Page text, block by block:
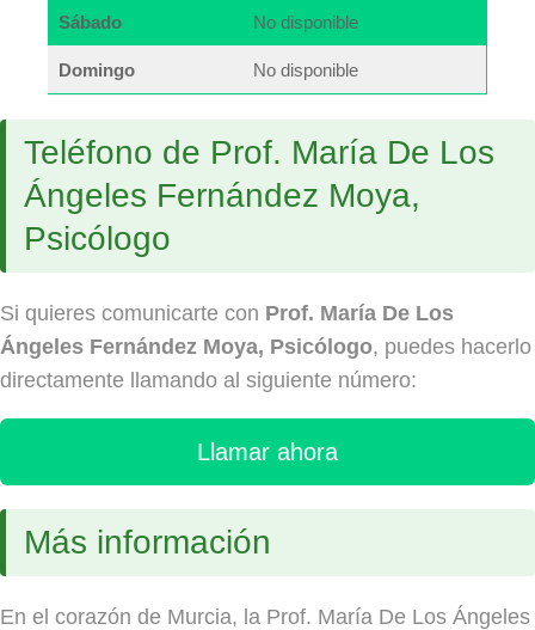
Sábado No disponible
Domingo No disponible
Teléfono de Prof. María De Los
Ángeles Fernández Moya,
Psicólogo
Si quieres comunicarte con Prof. María De Los
Ángeles Fernández Moya, Psicólogo, puedes hacerlo
directamente llamando al siguiente número:
Llamar ahora
Más información
En el corazón de Murcia, la Prof. María De Los Ángeles